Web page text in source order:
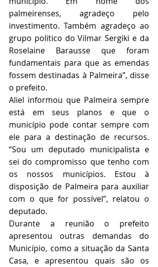
palmeirenses, agradeço pelo
investimento. Também agradeço ao
grupo político do Vilmar Sergiki e da
Roselaine Barausse que foram
fundamentais para que as emendas
fossem destinadas à Palmeira”, disse
o prefeito.
Aliel informou que Palmeira sempre
está em seus planos e que o
município pode contar sempre com
ele para a destinação de recursos.
“Sou um deputado municipalista e
sei do compromisso que tenho com
os nossos municípios. Estou à
disposição de Palmeira para auxiliar
com o que for possível”, relatou o
deputado.
Durante a reunião o prefeito
apresentou outras demandas do
Município, como a situação da Santa
Casa, e apresentou quais são os